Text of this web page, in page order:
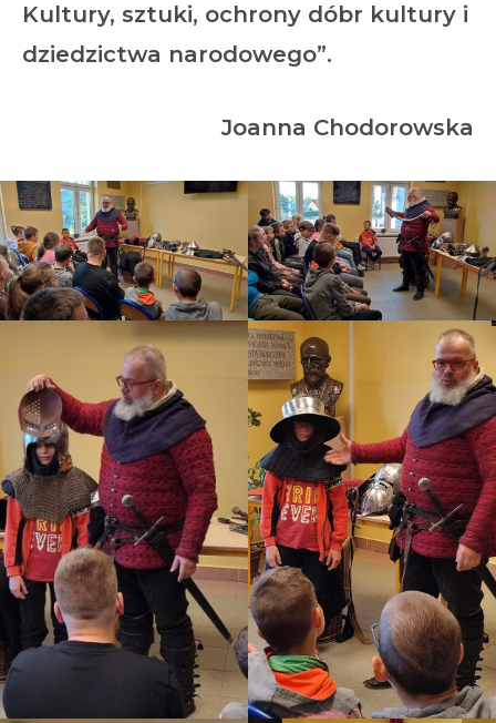
Kultury, sztuki, ochrony dóbr kultury i
dziedzictwa narodowego”.
Joanna Chodorowska